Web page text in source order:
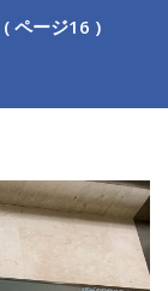
( ページ16 )